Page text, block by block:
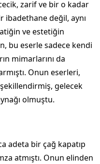
zarif ve bir o kadar
ibadethane değil, aynı
ve estetiğin
bu eserle sadece kendi
mimarlarını da
Onun eserleri,
gelecek
olmuştu.
adeta bir çağ kapatıp
atmıştı. Onun elinden